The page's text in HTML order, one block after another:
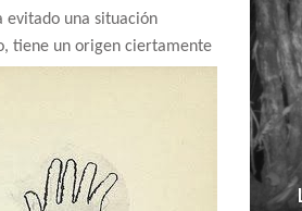
evitado una situación
tiene un origen ciertamente